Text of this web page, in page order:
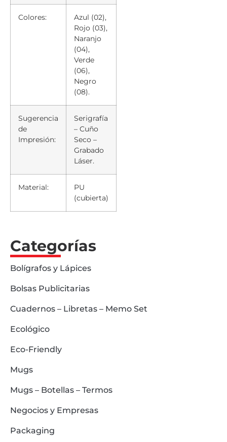
Colores:
Azul (02),
Rojo (03),
Naranjo
(04),
Verde
(06),
Negro
(08).
Sugerencia
de
Impresión:
Serigrafía
– Cuño
Seco –
Grabado
Láser.
Material:
PU
(cubierta)
Categorías
Bolígrafos y Lápices
Bolsas Publicitarias
Cuadernos – Libretas – Memo Set
Ecológico
Eco-Friendly
Mugs
Mugs – Botellas – Termos
Negocios y Empresas
Packaging